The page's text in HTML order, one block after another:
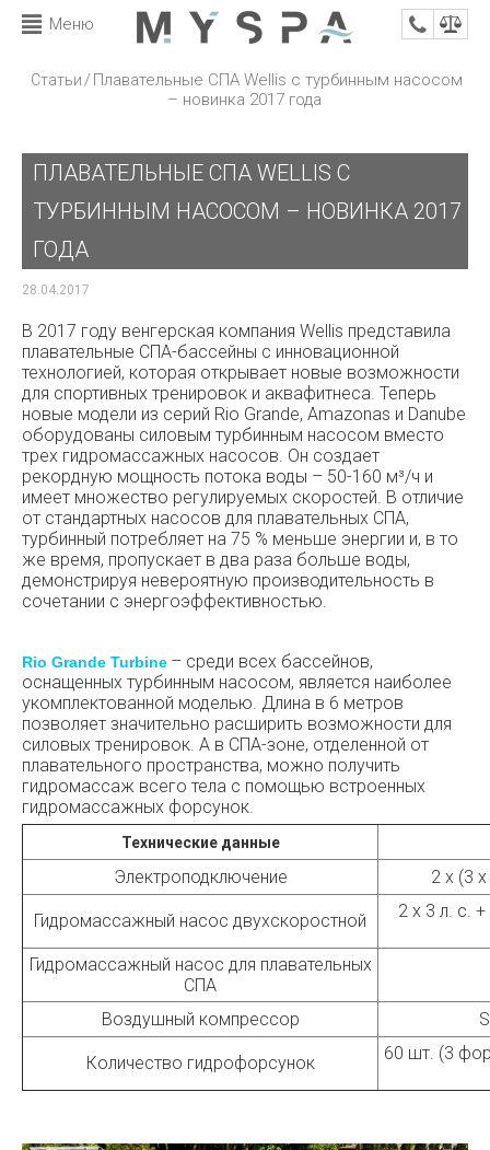
Меню
Статьи/Плавательные СПА Wellis с турбинным насосом
– новинка 2017 года
ПЛАВАТЕЛЬНЫЕ СПА WELLIS С
ТУРБИННЫМ НАСОСОМ – НОВИНКА 2017
ГОДА
28.04.2017
В 2017 году венгерская компания Wellis представила
плавательные СПА-бассейны с инновационной
технологией, которая открывает новые возможности
для спортивных тренировок и аквафитнеса. Теперь
новые модели из серий Rio Grande, Amazonas и Danube
оборудованы силовым турбинным насосом вместо
трех гидромассажных насосов. Он создает
рекордную мощность потока воды – 50-160 м³/ч и
имеет множество регулируемых скоростей. В отличие
от стандартных насосов для плавательных СПА,
турбинный потребляет на 75 % меньше энергии и, в то
же время, пропускает в два раза больше воды,
демонстрируя невероятную производительность в
сочетании с энергоэффективностью.
Rio Grande Turbine – среди всех бассейнов,
оснащенных турбинным насосом, является наиболее
укомплектованной моделью. Длина в 6 метров
позволяет значительно расширить возможности для
силовых тренировок. А в СПА-зоне, отделенной от
плавательного пространства, можно получить
гидромассаж всего тела с помощью встроенных
гидромассажных форсунок.
Технические данные
Электроподключение 2 x (3
Гидромассажный насос двухскоростной 2 x 3 л. с.
Гидромассажный насос для плавательных
СПА
Воздушный компрессор
Количество гидрофорсунок 60 шт. (3